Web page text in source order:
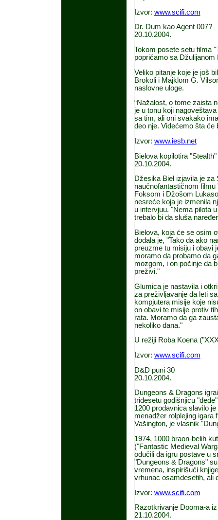
Izvor: www.scifi.com
Dr. Dum kao Agent 007?
20.10.2004.
Tokom posete setu filma
popričamo sa
Veliko pitanje koje je još
Brokoli i Majklom G.
naslovne uloge.
“Nažalost, o tome zaista
je u tonu koji
sa tim, ali oni svakako
deo nje. Videćemo šta će
Izvor: www.iesb.net
Bielova kopilotira "Stealth"
20.10.2004.
Džesika Biel izjavila je za
naučnofantastičnom
Foksom i Džošom
nesreće koja je izmenila
u intervjuu. "Nema pilota
trebalo bi da sluša
Bielova, koja će se osim
dodala je, "Tako da ako
preuzme tu misiju i obavi
moramo da probamo da
mozgom, i on počinje da
preživi."
Glumica je nastavila i
za preživljavanje da leti
kompjutera misije koje
on obavi te misije protiv
rata. Moramo da ga
nekoliko dana."
U režiji Roba Koena
Izvor: www.scifi.com
D&D puni 30
20.10.2004.
Dungeons & Dragons
tridesetu godišnjicu
1200 prodavnica slavilo
menadžer rolplejing igara
Vašington, je vlasnik
1974, 1000 braon-belih
("Fantastic Medieval
odučili da igru postave u
"Dungeons & Dragons"
vremena, inspirišući
vrhunac osamdesetih, ali
Izvor: www.scifi.com
Razotkrivanje Dooma-a
21.10.2004.